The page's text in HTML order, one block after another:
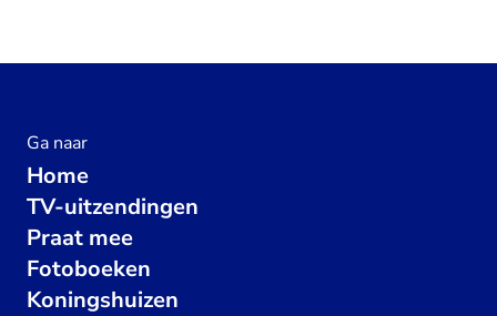
Ga naar
Home
TV-uitzendingen
Praat mee
Fotoboeken
Koningshuizen